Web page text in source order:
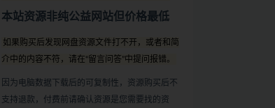
本站资源非纯公益网站但价格最低
如果购买后发现网盘资源文件打不开，或者和简
介中的内容不符，请在“留言问答”中提问报错。
因为电脑数据下载后的可复制性，资源购买后不
支持退款，付费前请确认资源是您需要找的资